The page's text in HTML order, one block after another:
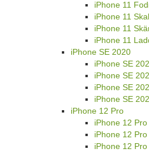
iPhone 11
iPhone 11 Skal
iPhone 11
iPhone 11
iPhone SE 2020
iPhone SE
iPhone SE
iPhone SE
iPhone SE
iPhone 12 Pro
iPhone 12
iPhone 12 Pro
iPhone 12